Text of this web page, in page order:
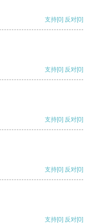
支持[0] 反对[0]
支持[0] 反对[0]
支持[0] 反对[0]
支持[0] 反对[0]
支持[0] 反对[0]